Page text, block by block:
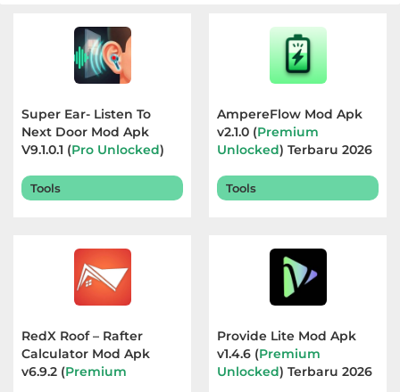
Super Ear- Listen To
Next Door Mod Apk
V9.1.0.1 (Pro Unlocked)
Tools
AmpereFlow Mod Apk
v2.1.0 (Premium
Unlocked) Terbaru 2026
Tools
RedX Roof – Rafter
Calculator Mod Apk
v6.9.2 (Premium
Provide Lite Mod Apk
v1.4.6 (Premium
Unlocked) Terbaru 2026